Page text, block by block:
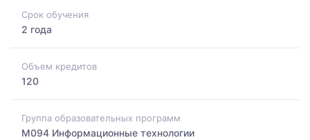
Срок обучения
2 года
Объем кредитов
120
Группа образовательных программ
M094 Информационные технологии